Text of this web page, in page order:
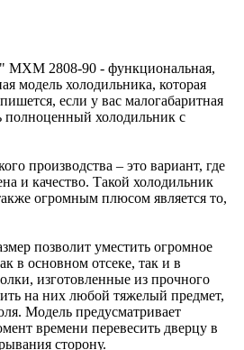
МХМ 2808-90 - функциональная,
модель холодильника, которая
если у вас малогабаритная
полноценный холодильник с
производства – это вариант, где
и качество. Такой холодильник
огромным плюсом является то,
позволит уместить огромное
в основном отсеке, так и в
изготовленные из прочного
на них любой тяжелый предмет,
Модель предусматривает
времени перевесить дверцу в
сторону.